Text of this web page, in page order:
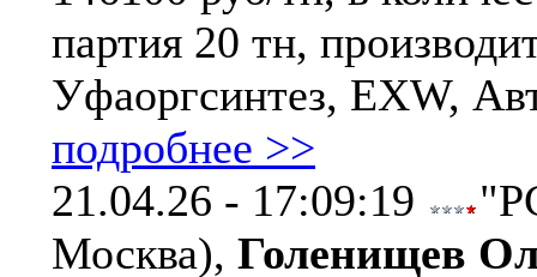
партия 20 тн,
Уфаоргсинтез, EXW,
подробнее >>
21.04.26 - 17:09:19
Москва), Голенищев